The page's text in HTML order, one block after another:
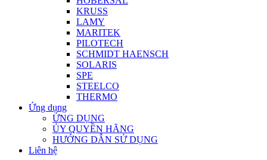
KRUSS
LAMY
MARITEK
PILOTECH
SCHMIDT HAENSCH
SOLARIS
SPE
STEELCO
THERMO
Ứng dụng
ỨNG DỤNG
ỦY QUYỀN HÃNG
HƯỚNG DẪN SỬ DỤNG
Liên hệ